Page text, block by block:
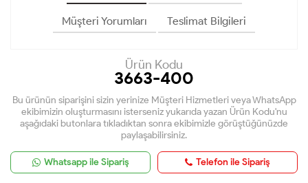
Müşteri Yorumları Teslimat Bilgileri
Ürün Kodu
3663-400
Bu ürünün siparişini sizin yerinize Müşteri Hizmetleri veya WhatsApp
ekibimizin oluşturmasını isterseniz yukarıda yazan Ürün Kodu'nu
aşağıdaki butonlara tıkladıktan sonra ekibimizle görüştüğünüzde
paylaşabilirsiniz.
Whatsapp ile Sipariş Telefon ile Sipariş